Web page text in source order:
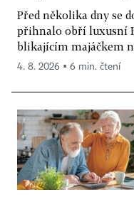
Před několika dny se
přihnalo obří luxusní
blikajícím majáčkem
4. 8. 2026 ▪ 6 min. čtení